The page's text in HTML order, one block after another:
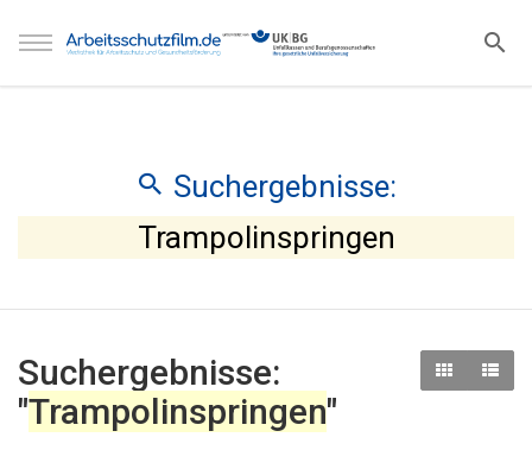
Suchergebnisse:
Trampolinspringen
Suchergebnisse:
"Trampolinspringen"